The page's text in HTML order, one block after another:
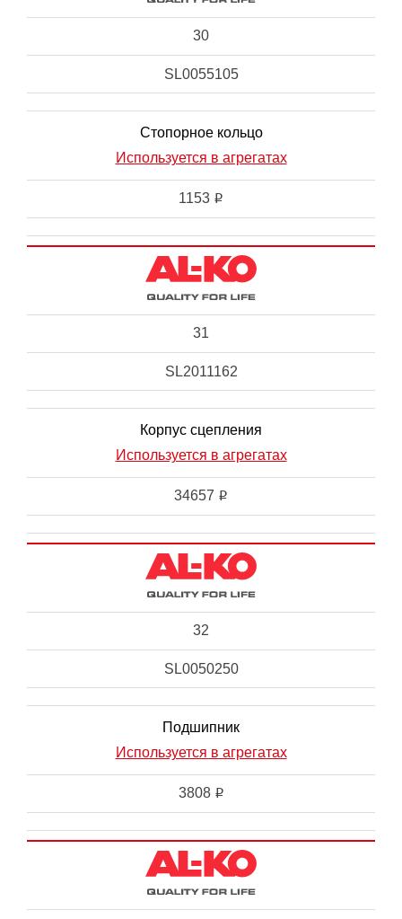
30
SL0055105
Стопорное кольцо
Используется в агрегатах
1153 i
31
SL2011162
Корпус сцепления
Используется в агрегатах
34657 i
32
SL0050250
Подшипник
Используется в агрегатах
3808 i